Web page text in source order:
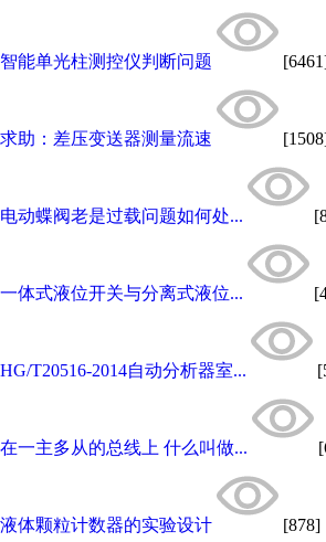
智能单光柱测控仪判断问题
求助：差压变送器测量流速
电动蝶阀老是过载问题如何处...
一体式液位开关与分离式液位...
HG/T20516-2014自动分析器室...
在一主多从的总线上 什么叫做...
液体颗粒计数器的实验设计 [878]